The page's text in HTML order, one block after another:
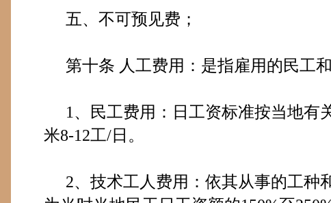
五、不可预见费；
第十条 人工费用：是指雇用的民工
1 、民工费用：日工资标准按当地有
米8-12工/日。
2、技术工人费用：依其从事的工种